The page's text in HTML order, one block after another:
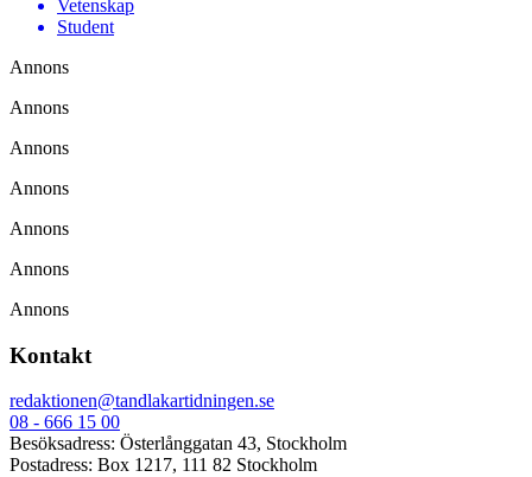
Vetenskap
Student
Annons
Annons
Annons
Annons
Annons
Annons
Annons
Kontakt
redaktionen@tandlakartidningen.se
08 - 666 15 00
Besöksadress: Österlånggatan 43, Stockholm
Postadress: Box 1217, 111 82 Stockholm